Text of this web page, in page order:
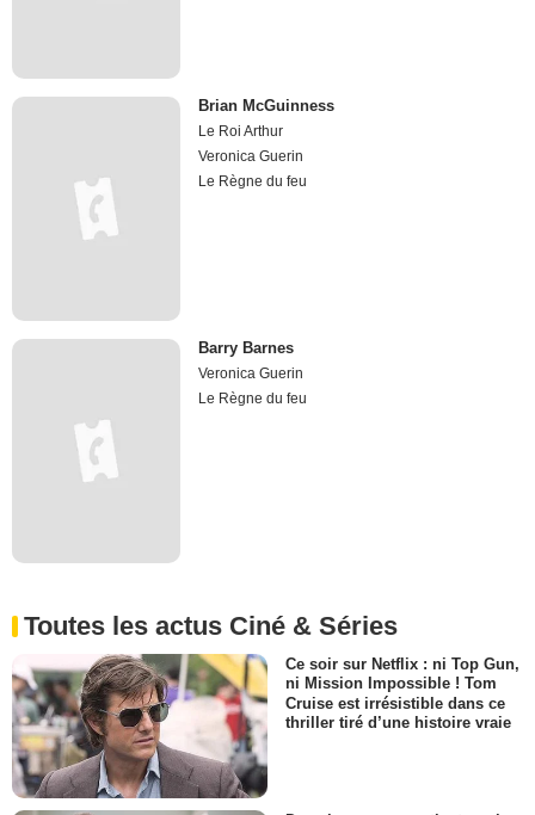
Brian McGuinness
Le Roi Arthur
Veronica Guerin
Le Règne du feu
Barry Barnes
Veronica Guerin
Le Règne du feu
Toutes les actus Ciné & Séries
Ce soir sur Netflix : ni Top Gun,
ni Mission Impossible ! Tom
Cruise est irrésistible dans ce
thriller tiré d’une histoire vraie